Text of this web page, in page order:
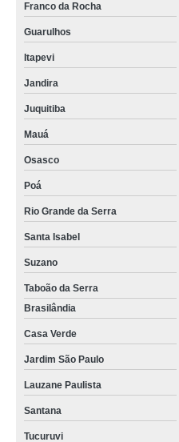
Franco da Rocha
Guarulhos
Itapevi
Jandira
Juquitiba
Mauá
Osasco
Poá
Rio Grande da Serra
Santa Isabel
Suzano
Taboão da Serra
Brasilândia
Casa Verde
Jardim São Paulo
Lauzane Paulista
Santana
Tucuruvi